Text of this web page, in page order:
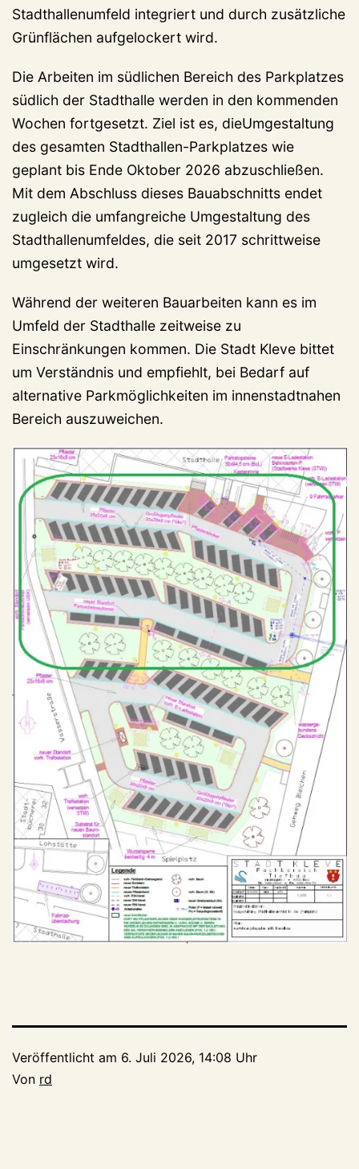
Stadthallenumfeld integriert und durch zusätzliche
Grünflächen aufgelockert wird.
Die Arbeiten im südlichen Bereich des Parkplatzes
südlich der Stadthalle werden in den kommenden
Wochen fortgesetzt. Ziel ist es, dieUmgestaltung
des gesamten Stadthallen-Parkplatzes wie
geplant bis Ende Oktober 2026 abzuschließen.
Mit dem Abschluss dieses Bauabschnitts endet
zugleich die umfangreiche Umgestaltung des
Stadthallenumfeldes, die seit 2017 schrittweise
umgesetzt wird.
Während der weiteren Bauarbeiten kann es im
Umfeld der Stadthalle zeitweise zu
Einschränkungen kommen. Die Stadt Kleve bittet
um Verständnis und empfiehlt, bei Bedarf auf
alternative Parkmöglichkeiten im innenstadtnahen
Bereich auszuweichen.
Veröffentlicht am 6. Juli 2026, 14:08 Uhr
Von rd